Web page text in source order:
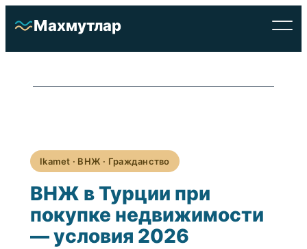
Перейти
Махмутлар
Отели
Недвижимость
О районе
Ikamet · ВНЖ · Гражданство
ВНЖ в Турции при
покупке недвижимости
— условия 2026